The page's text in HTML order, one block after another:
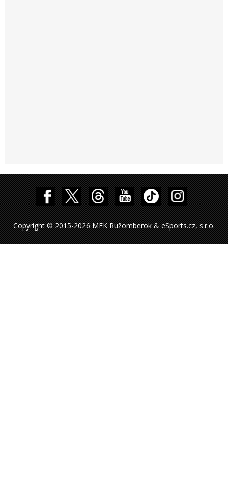
Copyright © 2015-2026 MFK Ružomberok & eSports.cz, s.r.o.